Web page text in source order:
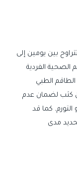
بين يومين إلى
الفردية
الطبي
عن كثب لضمان عدم
كما قد
مدى